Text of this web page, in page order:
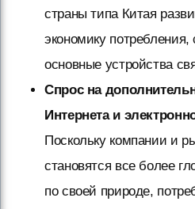
страны типа Китая
экономику потребления,
основные устройства
Спрос на
Интернета и
Поскольку компании и
становятся все более
по своей природе,